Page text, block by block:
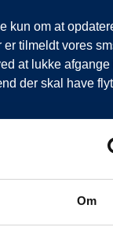
Om
kun om at
tilmeldt vores
at lukke
der skal have
forsinkelser
og ikke ringe